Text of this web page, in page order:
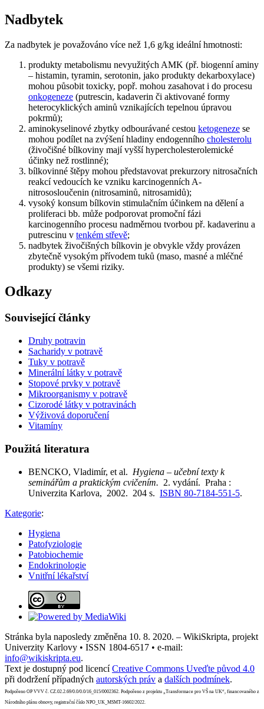
Nadbytek
Za nadbytek je považováno více než 1,6 g/kg ideální hmotnosti:
produkty metabolismu nevyužitých AMK (př. biogenní aminy
– histamin, tyramin, serotonin, jako produkty dekarboxylace)
mohou působit toxicky, popř. mohou zasahovat i do procesu
onkogeneze (putrescin, kadaverin či aktivované formy
heterocyklických aminů vznikajících tepelnou úpravou
pokrmů);
aminokyselinové zbytky odbourávané cestou ketogeneze se
mohou podílet na zvýšení hladiny endogenního cholesterolu
(živočišné bílkoviny mají vyšší hypercholesterolemické
účinky než rostlinné);
bílkovinné štěpy mohou představovat prekurzory nitrosačních
reakcí vedoucích ke vzniku karcinogenních A-
nitrososloučenin (nitrosaminů, nitrosamidů);
vysoký konsum bílkovin stimulačním účinkem na dělení a
proliferaci bb. může podporovat promoční fázi
karcinogenního procesu nadměrnou tvorbou př. kadaverinu a
putrescinu v tenkém střevě;
nadbytek živočišných bílkovin je obvykle vždy provázen
zbytečně vysokým přívodem tuků (maso, masné a mléčné
produkty) se všemi riziky.
Odkazy
Související články
Druhy potravin
Sacharidy v potravě
Tuky v potravě
Minerální látky v potravě
Stopové prvky v potravě
Mikroorganismy v potravě
Cizorodé látky v potravinách
Výživová doporučení
Vitamíny
Použitá literatura
BENCKO, Vladimír, et al. Hygiena – učební texty k
seminářům a praktickým cvičením. 2. vydání. Praha :
Univerzita Karlova, 2002. 204 s. ISBN 80-7184-551-5.
Kategorie:
Hygiena
Patofyziologie
Patobiochemie
Endokrinologie
Vnitřní lékařství
Stránka byla naposledy změněna 10. 8. 2020. – WikiSkripta, projekt
Univerzity Karlovy • ISSN 1804-6517 • e-mail:
info@wikiskripta.eu.
Text je dostupný pod licencíCreative Commons Uveďte původ 4.0
při dodržení případných autorských práv a dalších podmínek.
Podpořeno OP VVV č. CZ.02.2.69/0.0/0.0/16_015/0002362. Podpořeno z projektu „Transformace pro VŠ na UK“, financovaného z
Národního plánu obnovy, registrační číslo NPO_UK_MSMT-16602/2022.